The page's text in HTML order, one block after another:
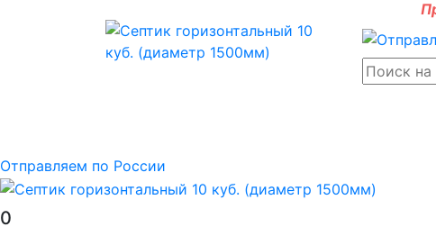
Отправляем по России
0